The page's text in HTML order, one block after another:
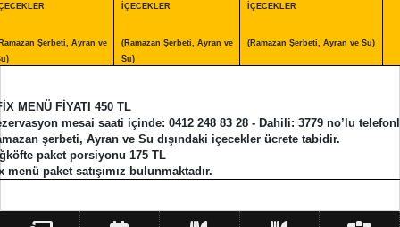
Şerbeti, Ayran ve
İÇECEKLER
(Ramazan Şerbeti, Ayran ve
Su)
İÇECEKLER
(Ramazan Şerbeti, Ayran ve Su)
MENÜ FİYATI 450 TL
mesai saati içinde: 0412 248 83 28 - Dahili: 3779 no’lu
şerbeti, Ayran ve Su dışındaki içecekler ücrete tabidir.
paket porsiyonu 175 TL
menü paket satışımız bulunmaktadır.